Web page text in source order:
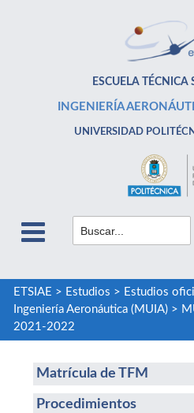
ESCUELA TÉCNICA
INGENIERÍA
UNIVERSIDAD
ETSIAE > Estudios > Estudios
Ingeniería Aeronáutica (MUIA)>
2021-2022
Matrícula de TFM
Procedimientos